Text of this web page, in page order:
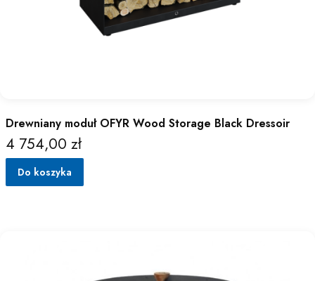
Drewniany moduł OFYR Wood Storage Black Dressoir
Cena
4 754,00 zł
Do koszyka